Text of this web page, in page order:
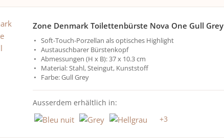
Zone Denmark Toilettenbürste Nova One Gull Grey
Soft-Touch-Porzellan als optisches Highlight
Austauschbarer Bürstenkopf
Abmessungen (H x B): 37 x 10.3 cm
Material: Stahl, Steingut, Kunststoff
Farbe: Gull Grey
Ausserdem erhältlich in:
+3